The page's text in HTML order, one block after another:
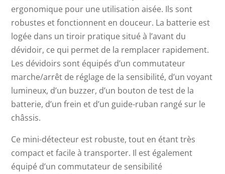
ergonomique pour une utilisation aisée. Ils sont
robustes et fonctionnent en douceur. La batterie est
logée dans un tiroir pratique situé à l’avant du
dévidoir, ce qui permet de la remplacer rapidement.
Les dévidoirs sont équipés d’un commutateur
marche/arrêt de réglage de la sensibilité, d’un voyant
lumineux, d’un buzzer, d’un bouton de test de la
batterie, d’un frein et d’un guide-ruban rangé sur le
châssis.
Ce mini-détecteur est robuste, tout en étant très
compact et facile à transporter. Il est également
équipé d’un commutateur de sensibilité